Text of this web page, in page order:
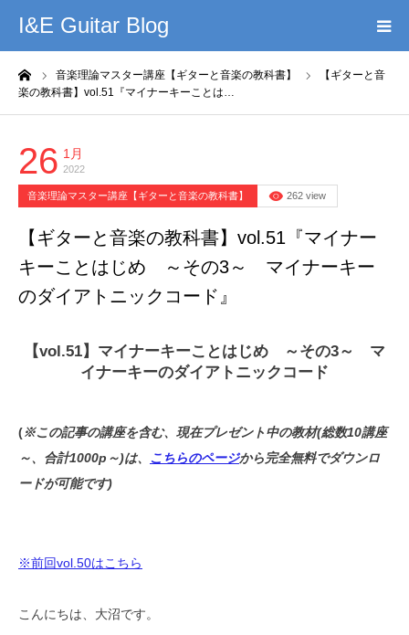
I&E Guitar Blog
音楽理論マスター講座【ギターと音楽の教科書】
【ギターと音
楽の教科書】vol.51『マイナーキーことは…
26 1月
2022
音楽理論マスター講座【ギターと音楽の教科書】 262 view
【ギターと音楽の教科書】vol.51『マイナー
キーことはじめ ～その3～ マイナーキー
のダイアトニックコード』
【vol.51】マイナーキーことはじめ ～その3～ マ
イナーキーのダイアトニックコード
(※この記事の講座を含む、現在プレゼント中の教材(総数10講座
～、合計1000p～)は、
こちらのページから完全無料でダウンロ
ードが可能です)
※前回vol.50はこちら
こんにちは、大沼です。
HOME
このブログの理念
無料教材DL
YouTube